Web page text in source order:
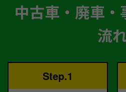
中古車・廃車・
流
Step.1